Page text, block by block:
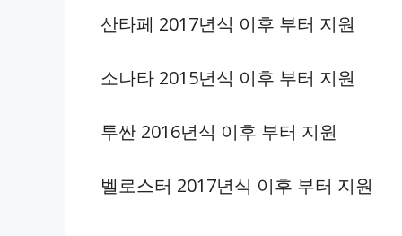
산타페 2017년식 이후 부터 지원
소나타 2015년식 이후 부터 지원
투싼 2016년식 이후 부터 지원
벨로스터 2017년식 이후 부터 지원